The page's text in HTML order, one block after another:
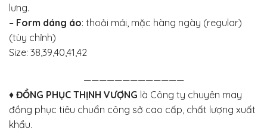
lưng.
– Form dáng áo: thoải mái, mặc hàng ngày (regular)
(tùy chỉnh)
Size: 38,39,40,41,42
—————————————
♦ ĐỒNG PHỤC THỊNH VƯỢNG là Công ty chuyên may
đồng phục tiêu chuẩn công sở cao cấp, chất lượng xuất
khẩu.